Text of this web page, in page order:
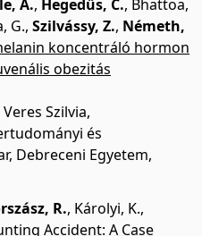
A., Hegedűs, C., Bhattoa,
G., Szilvássy, Z., Németh,
koncentráló hormon
obezitás
Szilvia,
és
Debreceni Egyetem,
R., Károlyi, K.,
Accident: A Case